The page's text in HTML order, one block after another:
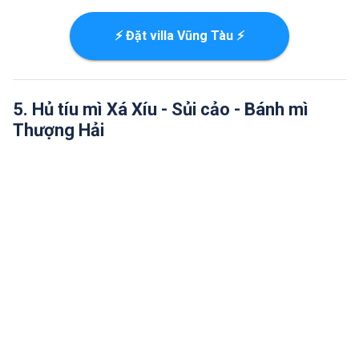
⚡ Đặt villa Vũng Tàu ⚡
5. Hủ tíu mì Xá Xíu - Sủi cảo - Bánh mì
Thượng Hải